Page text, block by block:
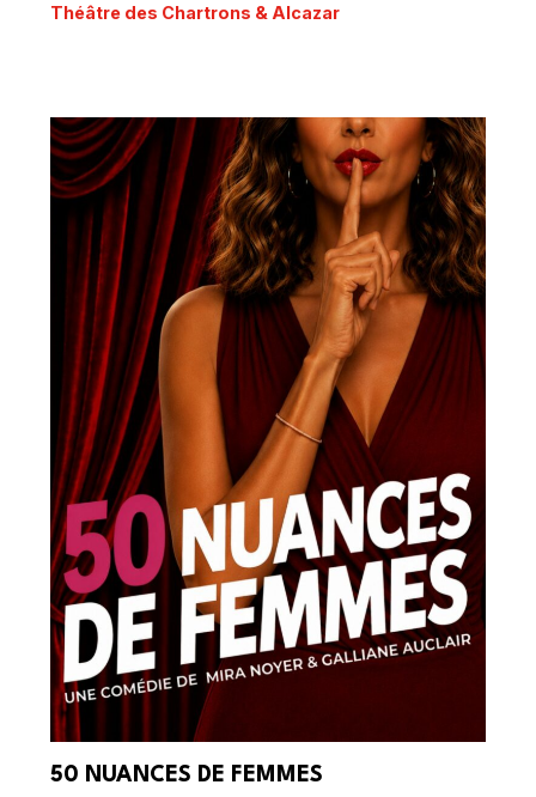
Théâtre des Chartrons & Alcazar
50 NUANCES DE FEMMES